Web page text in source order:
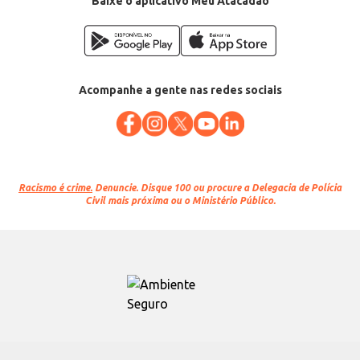
Acompanhe a gente nas redes sociais
Racismo é crime. Denuncie. Disque 100 ou procure a Delegacia de Polícia
Civil mais próxima ou o Ministério Público.